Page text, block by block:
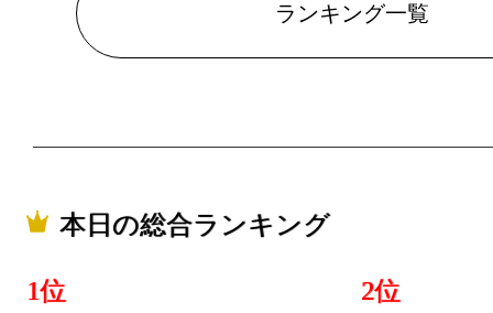
ランキング一覧
本日の総合ランキング
1位 2位